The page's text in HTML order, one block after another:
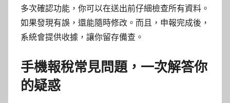
多次確認功能，你可以在送出前仔細檢查所有資料。
如果發現有誤，還能隨時修改。而且，申報完成後，
系統會提供收據，讓你留存備查。
手機報稅常見問題，一次解答你
的疑惑